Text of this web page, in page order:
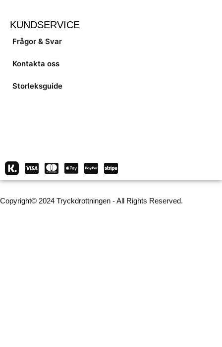
KUNDSERVICE
Frågor & Svar
Kontakta oss
Storleksguide
Copyright© 2024 Tryckdrottningen - All Rights Reserved.